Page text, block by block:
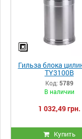
Гильза блока
TY3100B
Код: 5789
В наличии
1 032,49 грн.
Купить